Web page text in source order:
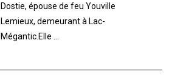
Dostie, épouse de feu Youville
Lemieux, demeurant à Lac-
Mégantic.Elle ...